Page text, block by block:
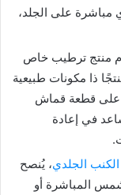
مباشرة على الجلد،
منتج ترطيب خاص
ذا مكونات طبيعية
على قطعة قماش
في إعادة
الكنب الجلدي، يُنصح
المباشرة أو